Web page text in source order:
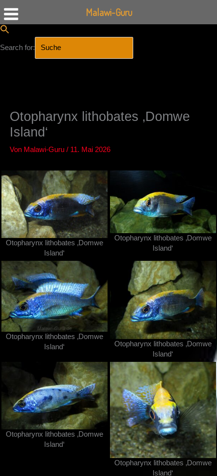
Search for:
Otopharynx lithobates ‚Domwe
Island‘
Von Malawi-Guru / 11. Mai 2026
Otopharynx lithobates ‚Domwe
Island‘
Otopharynx lithobates ‚Domwe
Island‘
Otopharynx lithobates ‚Domwe
Island‘
Otopharynx lithobates ‚Domwe
Island‘
Otopharynx lithobates ‚Domwe
Island‘
Otopharynx lithobates ‚Domwe
Island‘
Malawi-Guru